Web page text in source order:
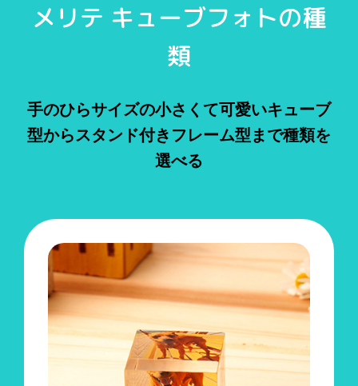
メリテ キューブフォトの種
類
手のひらサイズの小さくて可愛いキューブ
型からスタンド付きフレーム型まで種類を
選べる